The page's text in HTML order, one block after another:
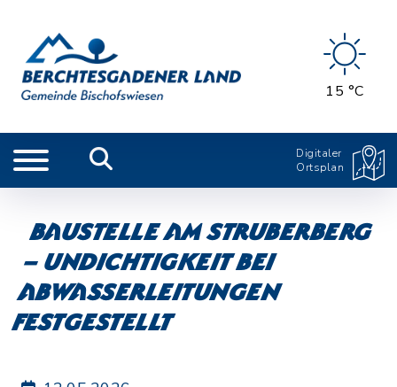
15 °C
Digitaler
Ortsplan
Baustelle am Struberberg
– Undichtigkeit bei
Abwasserleitungen
festgestellt